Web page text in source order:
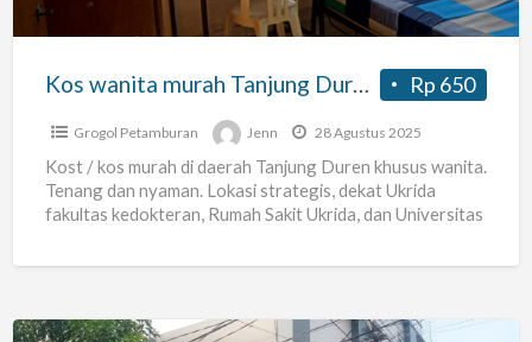
Barat
Rp 650
Kos wanita murah Tanjung Duren Jakarta Barat
Grogol Petamburan Jenn 28 Agustus 2025
Kost / kos murah di daerah Tanjung Duren khusus wanita.
Tenang dan nyaman. Lokasi strategis, dekat Ukrida
fakultas kedokteran, Rumah Sakit Ukrida, dan Universitas